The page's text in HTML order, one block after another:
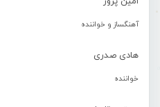
آهنگساز و خواننده
هادی صدری
خواننده